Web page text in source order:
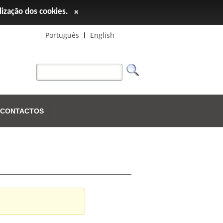
Português English
CONTACTOS
dos cookies. ×